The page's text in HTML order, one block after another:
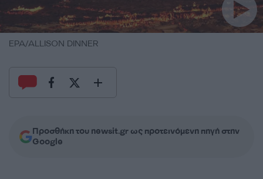
EPA/ALLISON DINNER
Προσθήκη του newsit.gr ως προτεινόμενη πηγή στην
Google